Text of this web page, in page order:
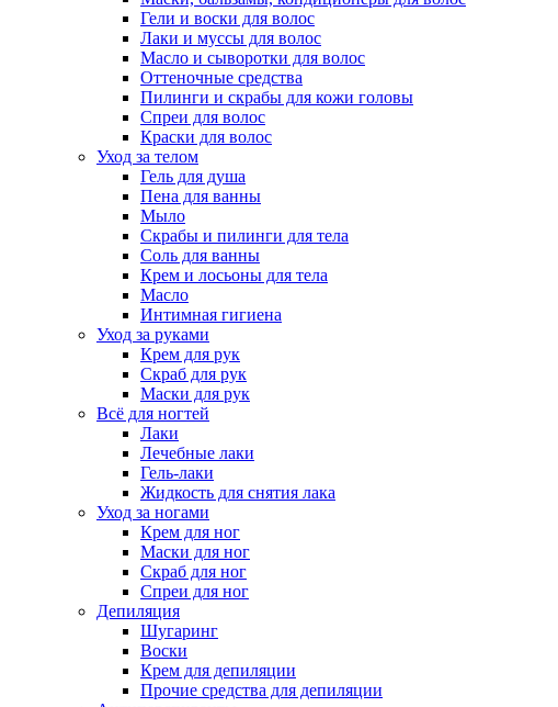
Гели и воски для волос
Лаки и муссы для волос
Масло и сыворотки для волос
Оттеночные средства
Пилинги и скрабы для кожи головы
Спреи для волос
Краски для волос
Уход за телом
Гель для душа
Пена для ванны
Мыло
Скрабы и пилинги для тела
Соль для ванны
Крем и лосьоны для тела
Масло
Интимная гигиена
Уход за руками
Крем для рук
Скраб для рук
Маски для рук
Всё для ногтей
Лаки
Лечебные лаки
Гель-лаки
Жидкость для снятия лака
Уход за ногами
Крем для ног
Маски для ног
Скраб для ног
Спреи для ног
Депиляция
Шугаринг
Воски
Крем для депиляции
Прочие средства для депиляции